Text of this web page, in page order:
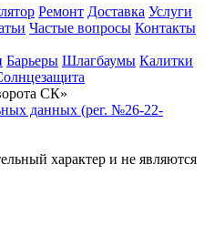
Ремонт Доставка Услуги
Частые вопросы Контакты
Барьеры Шлагбаумы Калитки
СК»
данных (рег. №26-22-
характер и не являются